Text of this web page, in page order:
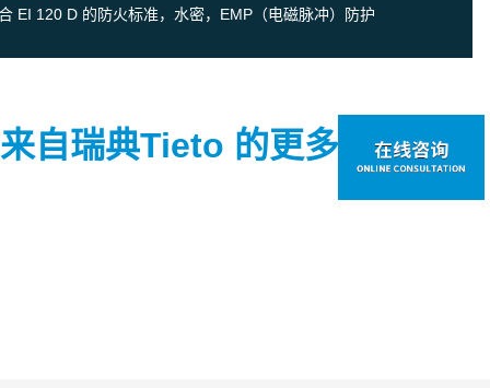
EI 120 D 的防火标准，水密，EMP（电磁脉冲）防护
来自瑞典Tieto 的更多图片